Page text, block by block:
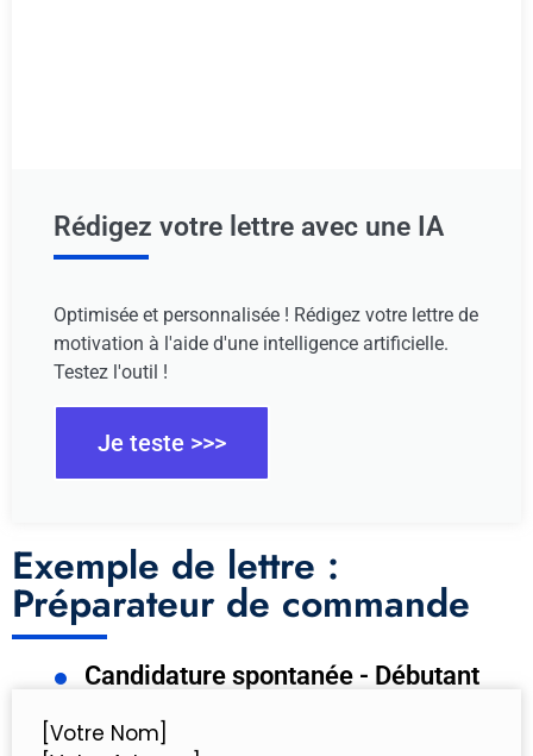
Rédigez votre lettre avec une IA
Optimisée et personnalisée ! Rédigez votre lettre de
motivation à l'aide d'une intelligence artificielle.
Testez l'outil !
Je teste >>>
Exemple de lettre :
Préparateur de commande
Candidature spontanée - Débutant
[Votre Nom]